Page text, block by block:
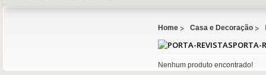
Home Casa e Decoração
PORTA-
Nenhum produto encontrado!